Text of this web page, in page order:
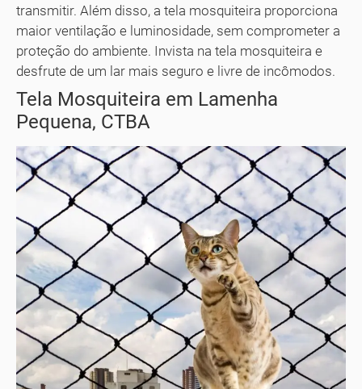
transmitir. Além disso, a tela mosquiteira proporciona
maior ventilação e luminosidade, sem comprometer a
proteção do ambiente. Invista na tela mosquiteira e
desfrute de um lar mais seguro e livre de incômodos.
Tela Mosquiteira em Lamenha
Pequena, CTBA